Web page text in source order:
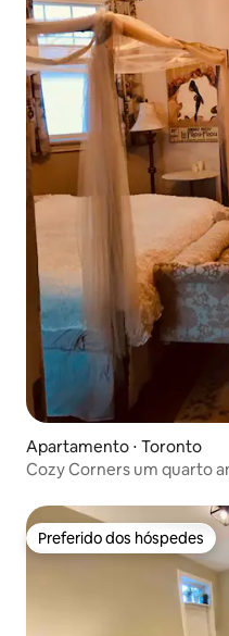
Apartamento ⋅ Toronto
Preferido dos hóspedes
Preferido dos hóspedes